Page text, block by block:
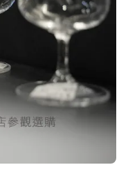
的好店家～已經